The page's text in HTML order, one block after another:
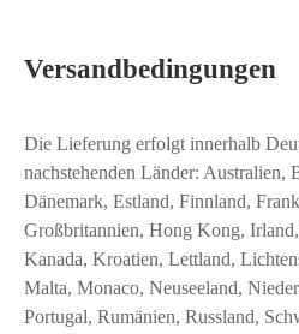
Versandbedingungen
Die Lieferung erfolgt innerhalb
nachstehenden Länder: Australien,
Dänemark, Estland, Finnland,
Großbritannien, Hong Kong,
Kanada, Kroatien, Lettland,
Malta, Monaco, Neuseeland,
Portugal, Rumänien, Russland,